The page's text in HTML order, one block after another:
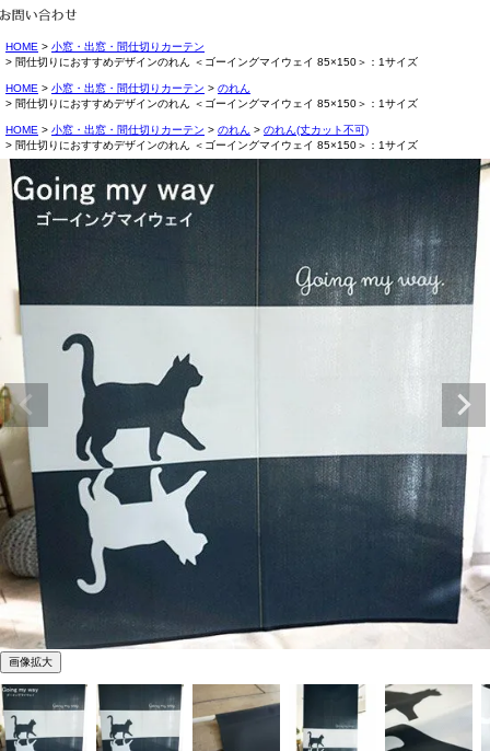
HOME
小窓・出窓・間仕切りカーテン
間仕切りにおすすめデザインのれん ＜ゴーイングマイウェイ 85×150＞：1サイズ
HOME 小窓・出窓・間仕切りカーテン
のれん
間仕切りにおすすめデザインのれん ＜ゴーイングマイウェイ 85×150＞：1サイズ
HOME 小窓・出窓・間仕切りカーテン のれん
のれん(丈カット不可)
間仕切りにおすすめデザインのれん ＜ゴーイングマイウェイ 85×150＞：1サイズ
画像拡大